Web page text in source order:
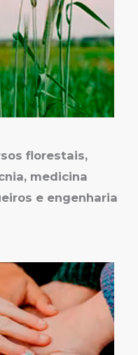
florestais,
medicina
e engenharia